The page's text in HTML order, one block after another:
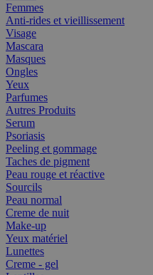
Femmes
Anti-rides et vieillissement
Visage
Mascara
Masques
Ongles
Yeux
Parfumes
Autres Produits
Serum
Psoriasis
Peeling et gommage
Taches de pigment
Peau rouge et réactive
Sourcils
Peau normal
Creme de nuit
Make-up
Yeux matériel
Lunettes
Creme - gel